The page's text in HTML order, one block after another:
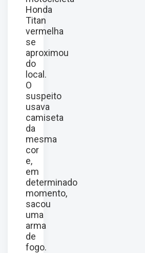
Honda
Titan
vermelha
se
aproximou
do
local.
O
suspeito
usava
camiseta
da
mesma
cor
e,
em
determinado
momento,
sacou
uma
arma
de
fogo.